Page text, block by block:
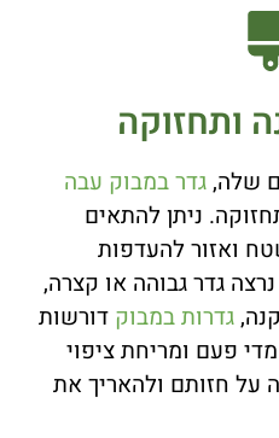
ותחזוקה
שלה,גדר במבוק עבה
ניתן להתאים
ואזור להעדפות
גדר גבוהה או קצרה,
גדרות במבוק דורשות
פעם ומריחת ציפוי
על חזותם ולהאריך את